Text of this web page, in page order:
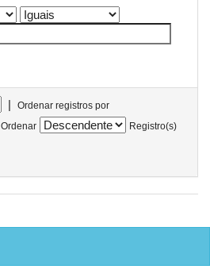
|
Ordenar registros por
Ordenar
Registro(s)